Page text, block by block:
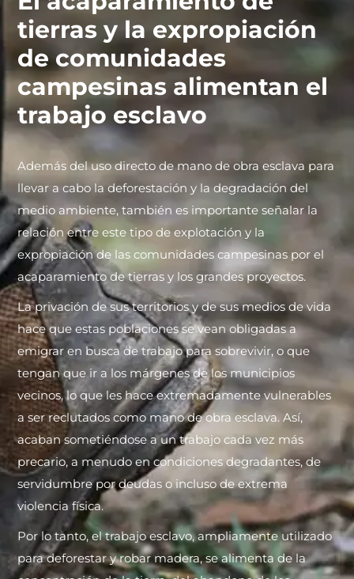
tierras y la expropiación
de comunidades
campesinas alimentan el
trabajo esclavo
Además del uso directo de mano de obra esclava para
llevar a cabo la deforestación y la degradación del
medio ambiente, también es importante señalar la
relación entre este tipo de explotación y la
expropiación de las comunidades campesinas por el
acaparamiento de tierras y los grandes proyectos.
La privación de sus territorios y de sus medios de vida
hace que estas poblaciones se vean obligadas a
emigrar en busca de trabajo para sobrevivir, o que
tengan que ir a los márgenes de los municipios
vecinos, lo que les hace extremadamente vulnerables
a ser reclutados como mano de obra esclava. Así,
acaban sometiéndose a un trabajo cada vez más
precario, a menudo en condiciones degradantes, de
servidumbre por deudas o incluso de extrema
violencia física.
Por lo tanto, el trabajo esclavo, ampliamente utilizado
para deforestar y robar madera, se alimenta de la